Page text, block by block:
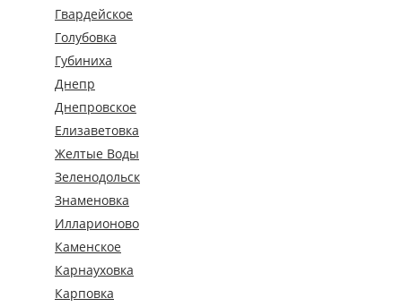
Гвардейское
Голубовка
Губиниха
Днепр
Днепровское
Елизаветовка
Желтые Воды
Зеленодольск
Знаменовка
Илларионово
Каменское
Карнауховка
Карповка